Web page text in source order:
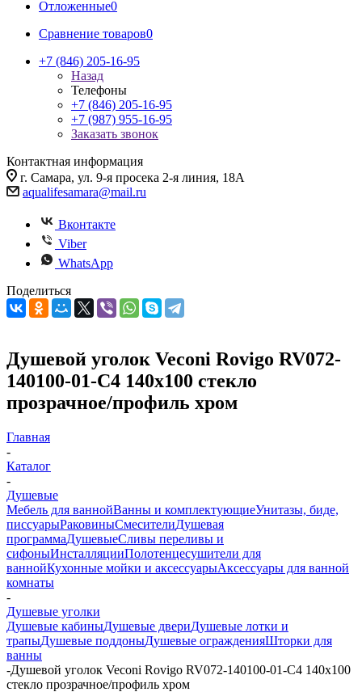
Отложенные0
Сравнение товаров0
+7 (846) 205-16-95
Назад
Телефоны
+7 (846) 205-16-95
+7 (987) 955-16-95
Заказать звонок
Контактная информация
г. Самара, ул. 9-я просека 2-я линия, 18А
aqualifesamara@mail.ru
Вконтакте
Viber
WhatsApp
Поделиться
Душевой уголок Veconi Rovigo RV072-
140100-01-C4 140х100 стекло
прозрачное/профиль хром
Главная
-
Каталог
-
Душевые
Мебель для ваннойВанны и комплектующиеУнитазы, биде,
писсуарыРаковиныСмесителиДушевая
программаДушевыеСливы переливы и
сифоныИнсталляцииПолотенцесушители для
ваннойКухонные мойки и аксессуарыАксессуары для ванной
комнаты
-
Душевые уголки
Душевые кабиныДушевые двериДушевые лотки и
трапыДушевые поддоныДушевые огражденияШторки для
ванны
-Душевой уголок Veconi Rovigo RV072-140100-01-C4 140х100
стекло прозрачное/профиль хром